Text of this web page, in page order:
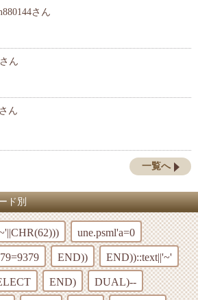
さん
ん
ん
一覧へ
ド別
une.psml'a=0
END)) END))::text||'~'
END) DUAL)--